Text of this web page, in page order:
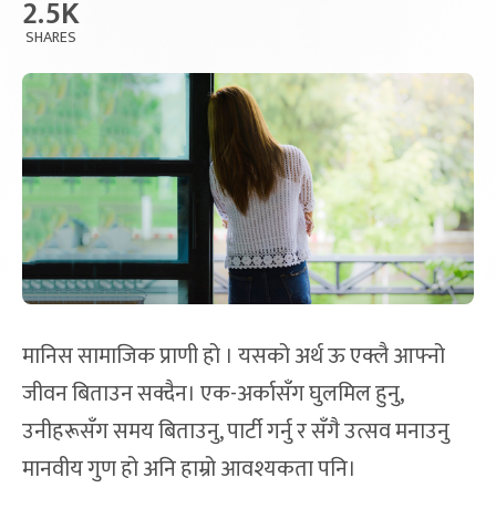
2.5K
SHARES
मानिस सामाजिक प्राणी हो । यसको अर्थ ऊ एक्लै आफ्नो
जीवन बिताउन सक्दैन। एक-अर्कासँग घुलमिल हुनु,
उनीहरूसँग समय बिताउनु, पार्टी गर्नु र सँगै उत्सव मनाउनु
मानवीय गुण हो अनि हाम्रो आवश्यकता पनि।